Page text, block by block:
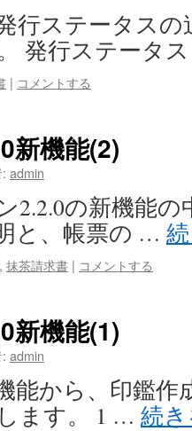
行ステータスの
発行ステータ
| コメントする
新機能(2)
admin
2.2.0の新機能
と、帳票の …
, 抹茶請求書 | コメントする
新機能(1)
admin
能から、印鑑作
ます。 1 … 続